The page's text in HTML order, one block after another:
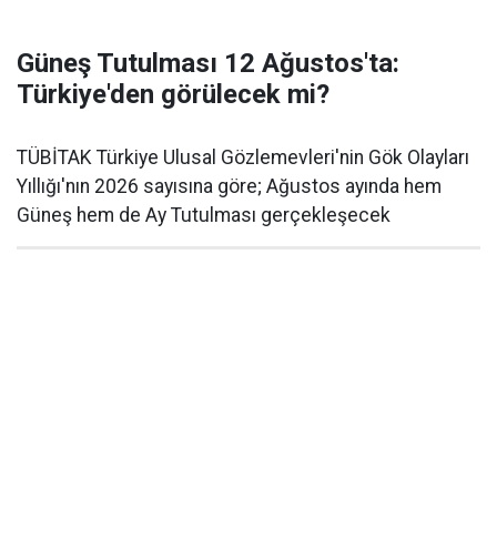
Güneş Tutulması 12 Ağustos'ta:
Türkiye'den görülecek mi?
TÜBİTAK Türkiye Ulusal Gözlemevleri'nin Gök Olayları
Yıllığı'nın 2026 sayısına göre; Ağustos ayında hem
Güneş hem de Ay Tutulması gerçekleşecek